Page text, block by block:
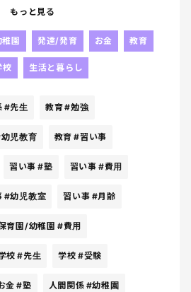
つもやっていなかったわたし
に週に3回ほど幼児教育の塾に
した。お家でも塾と同じよう
生に言われて、家庭教育もなる
ことを覚えるのが苦手で何を
はとても可哀想な経験ばかり
ている。高い費用ばかりかかっ
ったwそんな経緯がある中、旦
石に聞こえないフリをした
wwwもはや、子どもが嫌がる
して、勉強嫌いにさせてしま
もっと見る
園 発達/発育 お金 教育
校 生活と暮らし
#先生 教育#勉強
児教育 教育 #習い事
習い事 #塾 習い事 #費用
#幼児教室 習い事 #月齢
育園/幼稚園 #費用
校 #先生 学校 #受験
金 #塾 人間関係 #幼稚園